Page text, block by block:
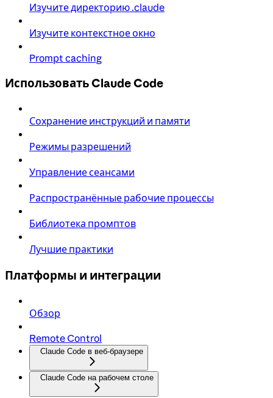
Изучите директорию .claude
Изучите контекстное окно
Prompt caching
Использовать Claude Code
Сохранение инструкций и памяти
Режимы разрешений
Управление сеансами
Распространённые рабочие процессы
Библиотека промптов
Лучшие практики
Платформы и интеграции
Обзор
Remote Control
Claude Code в веб-браузере
Claude Code на рабочем столе